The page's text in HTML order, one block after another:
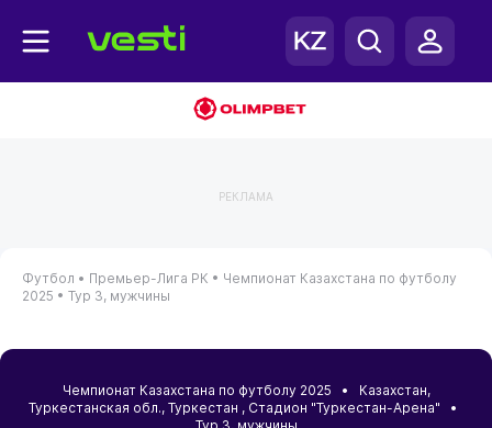
РЕКЛАМА
Футбол • Премьер-Лига РК • Чемпионат Казахстана по футболу
2025 • Тур 3, мужчины
Чемпионат Казахстана по футболу 2025 • Казахстан,
Туркестанская обл., Туркестан , Стадион "Туркестан-Арена" •